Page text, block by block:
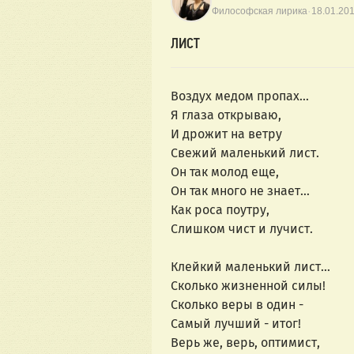
Философская лирика·
ЛИСТ
Воздух медом пропах…
Я глаза открываю,
И дрожит на ветру
Свежий маленький лист.
Он так молод еще,
Он так много не знает…
Как роса поутру,
Слишком чист и лучист.
Клейкий маленький лист…
Сколько жизненной силы!
Сколько веры в один -
Самый лучший - итог!
Верь же, верь, оптимист,